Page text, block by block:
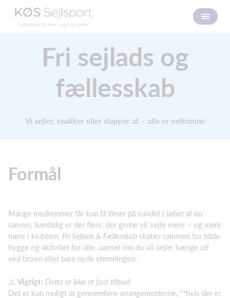
Fri sejlads og
fællesskab
Vi sejler, snakker eller slapper af – alle er velkomne
Formål
Mange medlemmer får kun få timer på vandet i løbet af en
sæson. Samtidig er der flere, der gerne vil sejle mere – og være
mere i klubben. Fri Sejlads & Fællesskab skaber rammen for både
hygge og aktivitet for alle, uanset om du vil sejle, hænge ud
ved broen eller bare nyde stemningen.
⚠️ Vigtigt: Dette er ikke et fast tilbud!
Det er kun muligt at gennemføre arrangementerne, **hvis der er